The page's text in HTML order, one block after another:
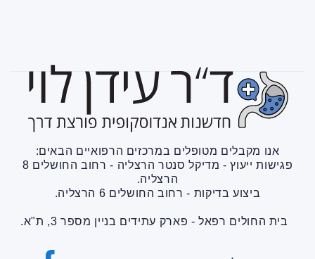
אנו מקבלים מטופלים במרכזים הרפואיים הבאים:
פגישות ייעוץ - מדיקל סנטר הרצליה - רחוב החושלים 8
הרצליה.
ביצוע בדיקות - רחוב החושלים 6 הרצליה.
בית החולים רפאל - פארק עתידים בניין מספר 3, ת"א.